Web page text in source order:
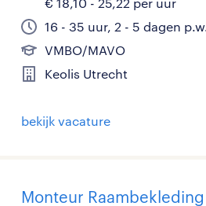
16 - 35 uur, 2 - 5 dagen p.w.
VMBO/MAVO
Keolis Utrecht
bekijk vacature
Monteur Raambekleding